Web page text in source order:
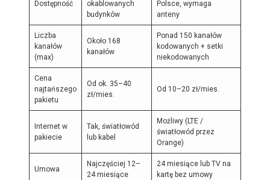
Dostępność
okablowanych
budynków
Polsce, wymaga
anteny
Liczba
kanałów
(max)
Około 168
kanałów
Ponad 150 kanałów
kodowanych + setki
niekodowanych
Cena
najtańszego
pakietu
Od ok. 35–40
zł/mies.
Od 10–20 zł/mies.
Internet w
pakiecie
Tak, światłowód
lub kabel
Możliwy (LTE /
światłowód przez
Orange)
Umowa
Najczęściej 12–
24 miesiące
24 miesiące lub TV na
kartę bez umowy